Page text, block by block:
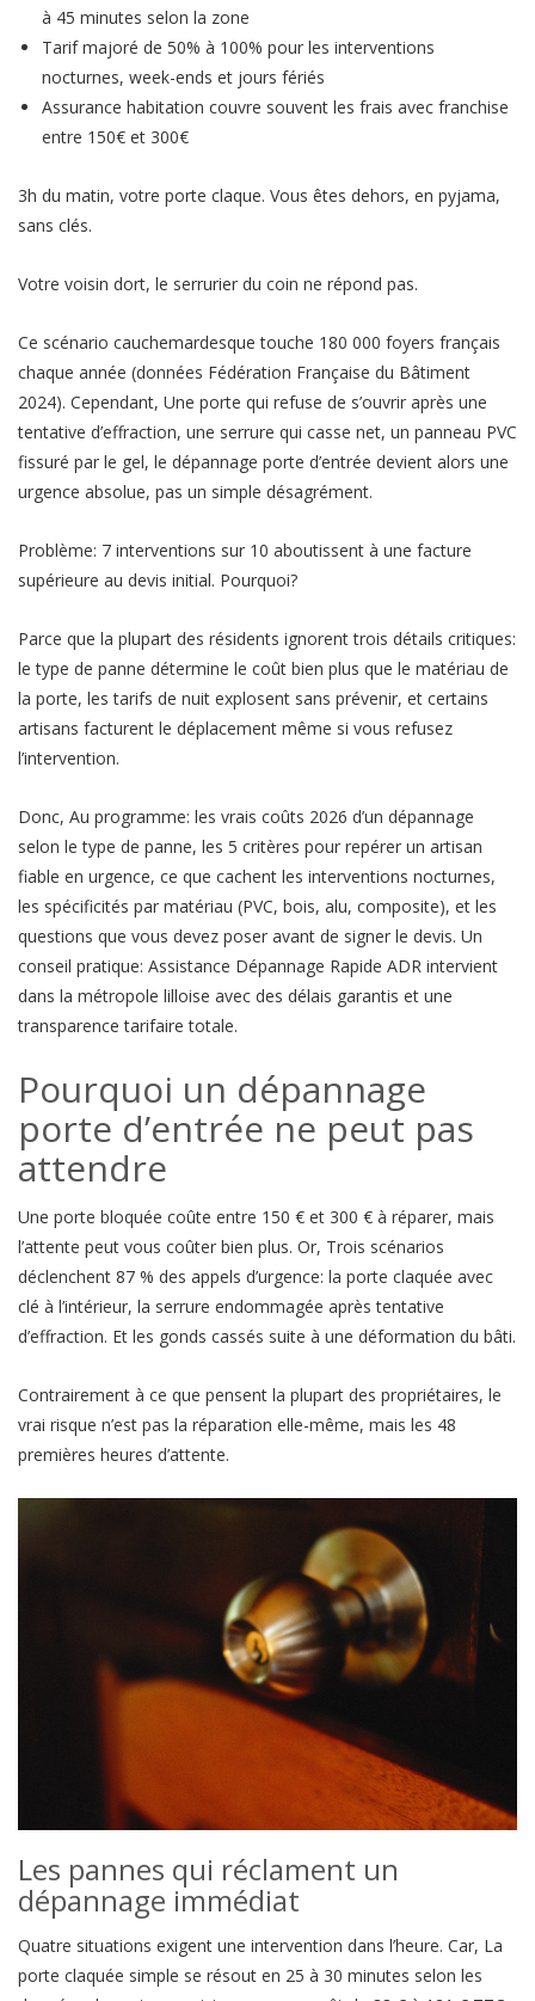
à 45 minutes selon la zone
Tarif majoré de 50% à 100% pour les interventions
nocturnes, week-ends et jours fériés
Assurance habitation couvre souvent les frais avec franchise
entre 150€ et 300€
3h du matin, votre porte claque. Vous êtes dehors, en pyjama,
sans clés.
Votre voisin dort, le serrurier du coin ne répond pas.
Ce scénario cauchemardesque touche 180 000 foyers français
chaque année (données Fédération Française du Bâtiment
2024). Cependant, Une porte qui refuse de s’ouvrir après une
tentative d’effraction, une serrure qui casse net, un panneau PVC
fissuré par le gel, le dépannage porte d’entrée devient alors une
urgence absolue, pas un simple désagrément.
Problème: 7 interventions sur 10 aboutissent à une facture
supérieure au devis initial. Pourquoi?
Parce que la plupart des résidents ignorent trois détails critiques:
le type de panne détermine le coût bien plus que le matériau de
la porte, les tarifs de nuit explosent sans prévenir, et certains
artisans facturent le déplacement même si vous refusez
l’intervention.
Donc, Au programme: les vrais coûts 2026 d’un dépannage
selon le type de panne, les 5 critères pour repérer un artisan
fiable en urgence, ce que cachent les interventions nocturnes,
les spécificités par matériau (PVC, bois, alu, composite), et les
questions que vous devez poser avant de signer le devis. Un
conseil pratique: Assistance Dépannage Rapide ADR intervient
dans la métropole lilloise avec des délais garantis et une
transparence tarifaire totale.
Pourquoi un dépannage
porte d’entrée ne peut pas
attendre
Une porte bloquée coûte entre 150 € et 300 € à réparer, mais
l’attente peut vous coûter bien plus. Or, Trois scénarios
déclenchent 87 % des appels d’urgence: la porte claquée avec
clé à l’intérieur, la serrure endommagée après tentative
d’effraction. Et les gonds cassés suite à une déformation du bâti.
Contrairement à ce que pensent la plupart des propriétaires, le
vrai risque n’est pas la réparation elle-même, mais les 48
premières heures d’attente.
Les pannes qui réclament un
dépannage immédiat
Quatre situations exigent une intervention dans l’heure. Car, La
porte claquée simple se résout en 25 à 30 minutes selon les